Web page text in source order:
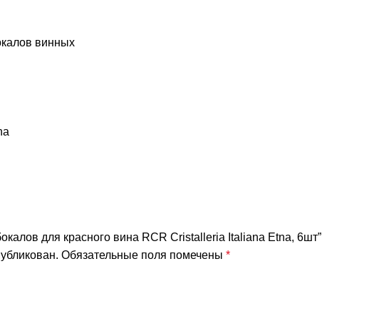
винных
для красного вина RCR Cristalleria Italiana Etna, 6шт”
Обязательные поля помечены *